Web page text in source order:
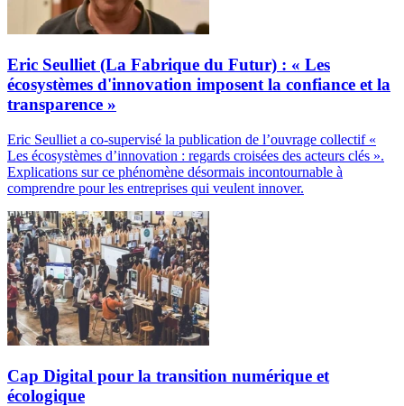
Eric Seulliet (La Fabrique du Futur) : « Les
écosystèmes d'innovation imposent la confiance et la
transparence »
Eric Seulliet a co-supervisé la publication de l’ouvrage collectif «
Les écosystèmes d’innovation : regards croisées des acteurs clés ».
Explications sur ce phénomène désormais incontournable à
comprendre pour les entreprises qui veulent innover.
Cap Digital pour la transition numérique et
écologique